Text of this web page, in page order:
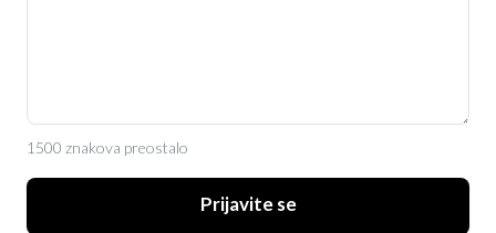
1500 znakova preostalo
Prijavite se